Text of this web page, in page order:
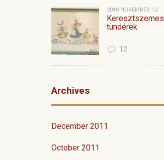
2010 NOVEMBER 12
Keresztszemes
tündérek
12
Archives
December 2011
October 2011